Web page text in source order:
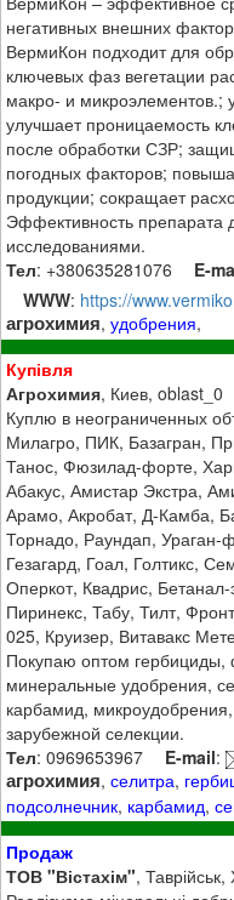
негативных внешних
ВермиКон подходит для
ключевых фаз вегетации
макро- и микроэлементов.;
улучшает проницаемость
после обработки СЗР;
погодных факторов;
продукции; сокращает
Эффективность препарата
исследованиями.
Тел: +380635281076 E-
WWW: https://
агрохимия,удобрения,
Купівля
Агрохимия, Киев, oblast_0
Куплю в неограниченных
Милагро, ПИК, Базагран,
Танос, Фюзилад-форте,
Абакус, Амистар Экстра,
Арамо, Акробат, Д-Камба,
Торнадо, Раундап, Ураган-
Гезагард, Гоал, Голтикс,
Оперкот, Квадрис,
Пиринекс, Табу, Тилт,
025, Круизер, Витавакс
Покупаю оптом гербициды,
минеральные удобрения,
карбамид,
зарубежной селекции.
Тел: 0969653967 E-mail:
агрохимия,селитра,
подсолнечник, карбамид,
Продаж
ТОВ "Вістахім",